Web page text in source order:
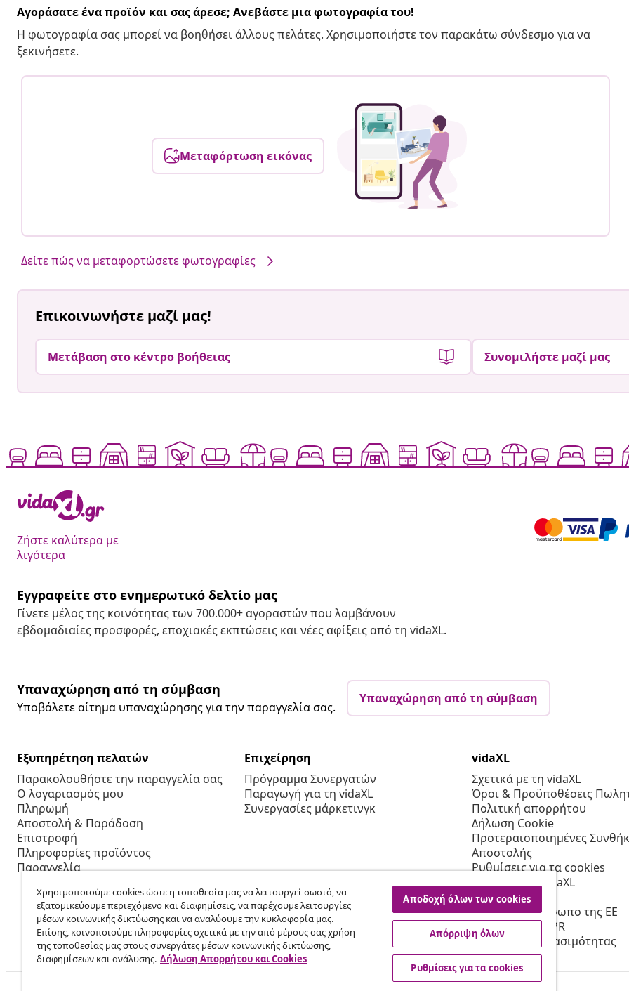
Αγοράσατε ένα προϊόν και σας άρεσε; Ανεβάστε μια φωτογραφία του!
Η φωτογραφία σας μπορεί να βοηθήσει άλλους πελάτες. Χρησιμοποιήστε τον παρακάτω σύνδεσμο για να
ξεκινήσετε.
Μεταφόρτωση εικόνας
Δείτε πώς να μεταφορτώσετε φωτογραφίες
Επικοινωνήστε μαζί μας!
Μετάβαση στο κέντρο βοήθειας Συνομιλήστε μαζί μας
Ζήστε καλύτερα με
λιγότερα
Εγγραφείτε στο ενημερωτικό δελτίο μας
Γίνετε μέλος της κοινότητας των 700.000+ αγοραστών που λαμβάνουν
εβδομαδιαίες προσφορές, εποχιακές εκπτώσεις και νέες αφίξεις από τη vidaXL.
Υπαναχώρηση από τη σύμβαση
Υποβάλετε αίτημα υπαναχώρησης για την παραγγελία σας.
Υπαναχώρηση από τη σύμβαση
Εξυπηρέτηση πελατών
Παρακολουθήστε την παραγγελία σας
Ο λογαριασμός μου
Πληρωμή
Αποστολή & Παράδοση
Επιστροφή
Πληροφορίες προϊόντος
Παραγγελία
Επιχείρηση
Πρόγραμμα Συνεργατών
Παραγωγή για τη vidaXL
Συνεργασίες μάρκετινγκ
vidaXL
Σχετικά με τη vidaXL
Όροι & Προϋποθέσεις
Πολιτική απορρήτου
Δήλωση Cookie
Προτεραιοποιημένες
Αποστολής
Ρυθμίσεις για τα cookies
Εργασία στη vidaXL
Ασφαλείας
Υπεύθυνο πρόσωπο της ΕΕ
Πολιτική της EPR
Δήλωση προσβασιμότητας
Χρησιμοποιούμε cookies ώστε η τοποθεσία μας να λειτουργεί σωστά, να
εξατομικεύουμε περιεχόμενο και διαφημίσεις, να παρέχουμε λειτουργίες
μέσων κοινωνικής δικτύωσης και να αναλύουμε την κυκλοφορία μας.
Επίσης, κοινοποιούμε πληροφορίες σχετικά με την από μέρους σας χρήση
της τοποθεσίας μας στους συνεργάτες μέσων κοινωνικής δικτύωσης,
διαφημίσεων και ανάλυσης. Δήλωση Απορρήτου και Cookies
Αποδοχή όλων των cookies
Απόρριψη όλων
Ρυθμίσεις για τα cookies